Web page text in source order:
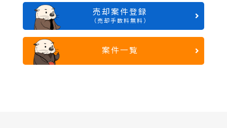
売却案件登録
（売却手数料無料）
案件一覧